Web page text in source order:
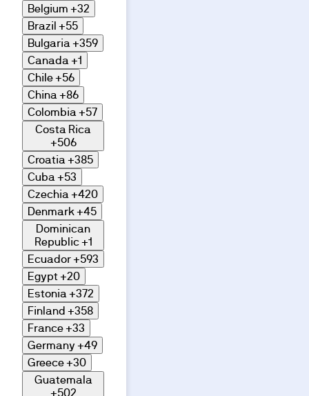
Belgium +32
Brazil +55
Bulgaria +359
Canada +1
Chile+56
China +86
Colombia +57
Costa Rica
+506
Croatia +385
Cuba +53
Czechia +420
Denmark+45
Dominican
Republic+1
Ecuador+593
Egypt+20
Estonia +372
Finland +358
France+33
Germany +49
Greece+30
Guatemala
+502